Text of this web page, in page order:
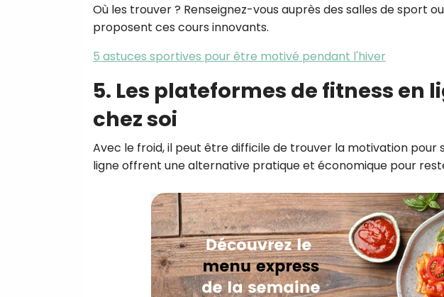
Où les trouver ? Renseignez-vous auprès des salles de sport
proposent ces cours innovants.
5 astuces sportives pour être motivé pendant l'hiver
5. Les plateformes de fitness en
chez soi
Avec le froid, il peut être difficile de trouver la motivation pour
ligne offrent une alternative pratique et économique pour